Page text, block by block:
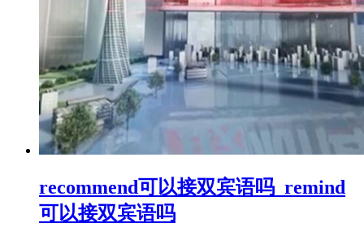
recommend可以接双宾语吗_remind
可以接双宾语吗